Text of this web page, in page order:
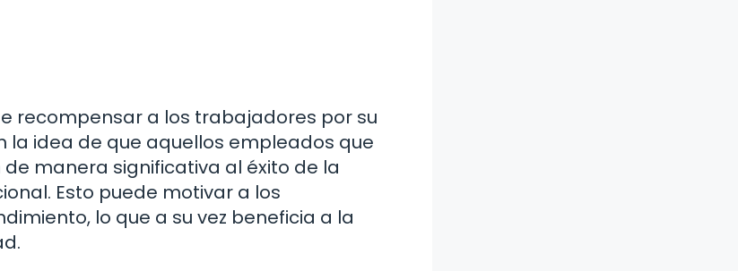
recompensar a los trabajadores por su
la idea de que aquellos empleados que
manera significativa al éxito de la
Esto puede motivar a los
lo que a su vez beneficia a la